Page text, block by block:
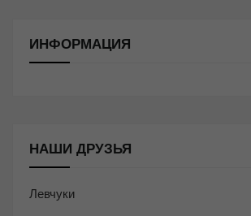
ИНФОРМАЦИЯ
НАШИ ДРУЗЬЯ
Левчуки